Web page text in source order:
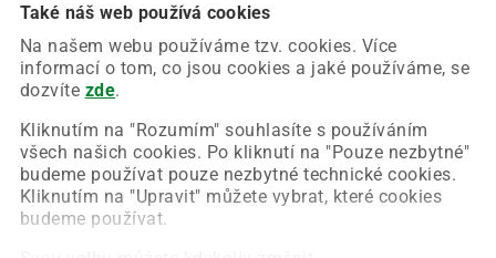
Také náš web používá cookies
Na našem webu používáme tzv. cookies. Více
informací o tom, co jsou cookies a jaké používáme, se
dozvíte zde.
Kliknutím na "Rozumím" souhlasíte s používáním
všech našich cookies. Po kliknutí na "Pouze nezbytné"
budeme používat pouze nezbytné technické cookies.
Kliknutím na "Upravit" můžete vybrat, které cookies
budeme používat.
Chyba nastala na naší straně a už ji opravujeme.
Zkuste prosím znovu načíst požadovanou stránku.
Obnovit stránku Úvodní strana